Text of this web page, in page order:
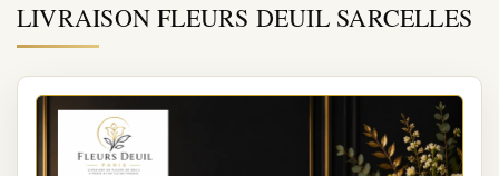
LIVRAISON FLEURS DEUIL SARCELLES